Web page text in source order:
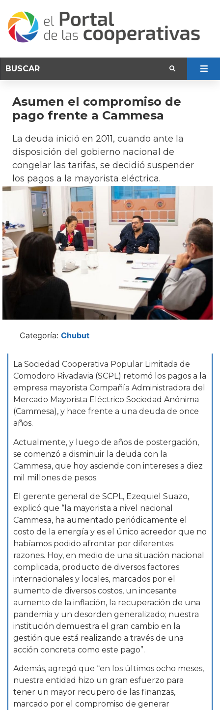
Asumen el compromiso de
pago frente a Cammesa
La deuda inició en 2011, cuando ante la
disposición del gobierno nacional de
congelar las tarifas, se decidió suspender
los pagos a la mayorista eléctrica.
Categoría: Chubut
La Sociedad Cooperativa Popular Limitada de
Comodoro Rivadavia (SCPL) retomó los pagos a la
empresa mayorista Compañía Administradora del
Mercado Mayorista Eléctrico Sociedad Anónima
(Cammesa), y hace frente a una deuda de once
años.
Actualmente, y luego de años de postergación,
se comenzó a disminuir la deuda con la
Cammesa, que hoy asciende con intereses a diez
mil millones de pesos.
El gerente general de SCPL, Ezequiel Suazo,
explicó que “la mayorista a nivel nacional
Cammesa, ha aumentado periódicamente el
costo de la energía y es el único acreedor que no
habíamos podido afrontar por diferentes
razones. Hoy, en medio de una situación nacional
complicada, producto de diversos factores
internacionales y locales, marcados por el
aumento de diversos costos, un incesante
aumento de la inflación, la recuperación de una
pandemia y un desorden generalizado; nuestra
institución demuestra el gran cambio en la
gestión que está realizando a través de una
acción concreta como este pago”.
Además, agregó que “en los últimos ocho meses,
nuestra entidad hizo un gran esfuerzo para
tener un mayor recupero de las finanzas,
marcado por el compromiso de generar